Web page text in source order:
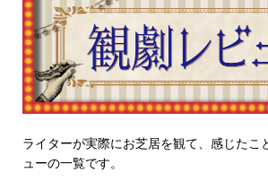
ライターが実際にお芝居を観て、感じたこ
ューの一覧です。